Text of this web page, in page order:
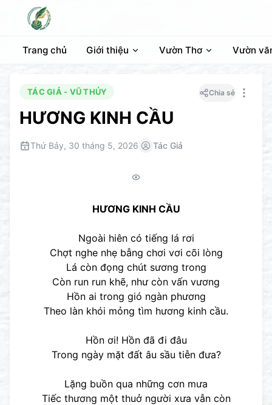
Trang chủ Giới thiệu Vườn Thơ Vườn
TÁC GIẢ - VŨ THỦY
HƯƠNG KINH CẦU
Chia sẻ
Thứ Bảy, 30 tháng 5, 2026 Tác Giả
HƯƠNG KINH CẦU
Ngoài hiên có tiếng lá rơi
Chợt nghe nhẹ bẫng chơi vơi cõi lòng
Lá còn đọng chút sương trong
Còn run run khẽ, như còn vấn vương
Hồn ai trong gió ngàn phương
Theo làn khói mỏng tìm hương kinh cầu.
Hồn ơi! Hồn đã đi đâu
Trong ngày mặt đất âu sầu tiễn đưa?
Lặng buồn qua những cơn mưa
Tiếc thương một thuở người xưa vẫn còn